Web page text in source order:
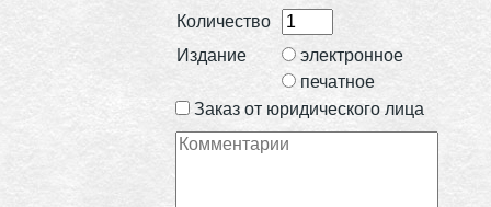
Количество
Издание
электронное
печатное
Заказ от юридического лица